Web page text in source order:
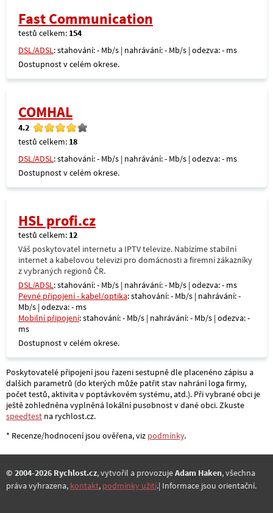
Fast Communication
testů celkem: 154
DSL/ADSL: stahování: - Mb/s | nahrávání: - Mb/s | odezva: - ms
Dostupnost v celém okrese.
COMHAL
4.2
testů celkem: 18
DSL/ADSL: stahování: - Mb/s | nahrávání: - Mb/s | odezva: - ms
Dostupnost v celém okrese.
HSL profi.cz
testů celkem: 12
Váš poskytovatel internetu a IPTV televize. Nabízíme stabilní
internet a kabelovou televizi pro domácnosti a firemní zákazníky
z vybraných regionů ČR.
DSL/ADSL: stahování: - Mb/s | nahrávání: - Mb/s | odezva: - ms
Pevné připojení - kabel/optika: stahování: - Mb/s | nahrávání: -
Mb/s | odezva: - ms
Mobilní připojení: stahování: - Mb/s | nahrávání: - Mb/s | odezva: -
ms
Dostupnost v celém okrese.
Poskytovatelé připojení jsou řazeni sestupně dle placenéno zápisu a
dalších parametrů (do kterých může patřit stav nahrání loga firmy,
počet testů, aktivita v poptávkovém systému, atd.). Při vybrané obci je
ještě zohledněna vyplněná lokální pusobnost v dané obci. Zkuste
speedtest na rychlost.cz.
* Recenze/hodnocení jsou ověřena, viz podmínky.
© 2004-2026 Rychlost.cz, vytvořil a provozujeAdam Haken, všechna
práva vyhrazena, kontakt, podmínky užití.| Informace jsou orientační.